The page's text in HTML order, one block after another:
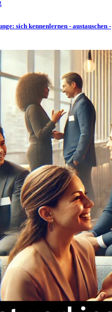
sich kennenlernen - austauschen -